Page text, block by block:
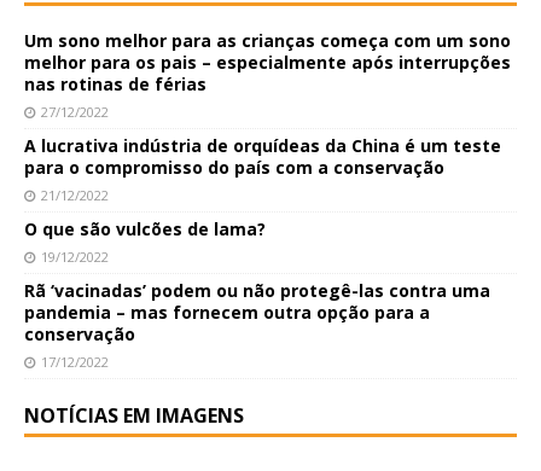
Um sono melhor para as crianças começa com um sono
melhor para os pais – especialmente após interrupções
nas rotinas de férias
27/12/2022
A lucrativa indústria de orquídeas da China é um teste
para o compromisso do país com a conservação
21/12/2022
O que são vulcões de lama?
19/12/2022
Rã ‘vacinadas’ podem ou não protegê-las contra uma
pandemia – mas fornecem outra opção para a
conservação
17/12/2022
NOTÍCIAS EM IMAGENS